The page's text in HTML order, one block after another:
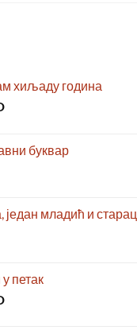
хиљаду година
буквар
један младић и старац
петак